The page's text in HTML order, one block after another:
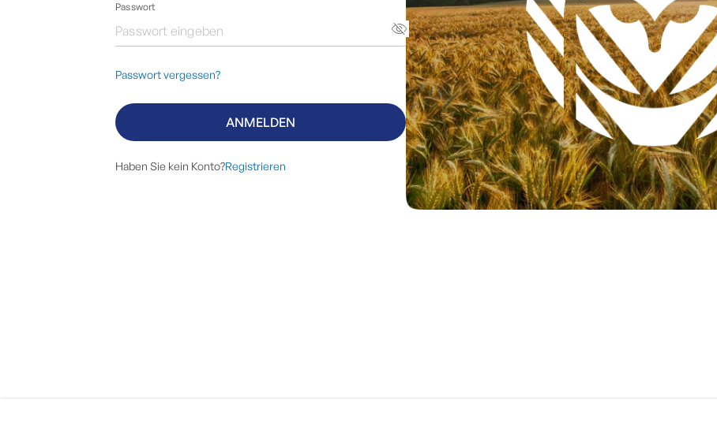
Passwort
ANMELDEN
Passwort vergessen?
Haben Sie kein Konto?Registrieren